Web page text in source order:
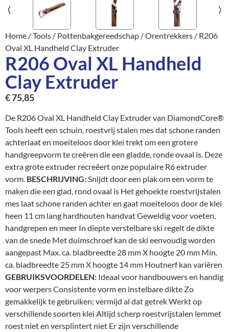
Home /Tools / Pottenbakgereedschap /Orentrekkers / R206
Oval XL Handheld Clay Extruder
R206 Oval XL Handheld
Clay Extruder
€75,85
De R206 Oval XL Handheld Clay Extruder van DiamondCore®
Tools heeft een schuin, roestvrij stalen mes dat schone randen
achterlaat en moeiteloos door klei trekt om een grotere
handgreepvorm te creëren die een gladde, ronde ovaal is. Deze
extra grote extruder recreëert onze populaire R6 extruder
vorm. BESCHRIJVING:Snijdt door een plak om een vorm te
maken die een glad, rond ovaal is Het gehoekte roestvrijstalen
mes laat schone randen achter en gaat moeiteloos door de klei
heen 11 cm lang hardhouten handvat Geweldig voor voeten,
handgrepen en meer In diepte verstelbare ski regelt de dikte
van de snede Met duimschroef kan de ski eenvoudig worden
aangepast Max. ca. bladbreedte 28 mm X hoogte 20 mm Min.
ca. bladbreedte 25 mm X hoogte 14 mm Houtnerf kan variëren
GEBRUIKSVOORDELEN: Ideaal voor handbouwers en handig
voor werpers Consistente vorm en instelbare dikte Zo
gemakkelijk te gebruiken; vermijd al dat getrek Werkt op
verschillende soorten klei Altijd scherp roestvrijstalen lemmet
roest niet en versplintert niet Er zijn verschillende